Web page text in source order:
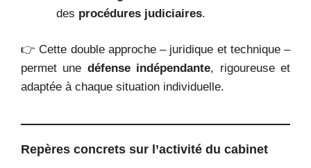
des procédures judiciaires.
👉 Cette double approche – juridique et technique –
permet une défense indépendante, rigoureuse et
adaptée à chaque situation individuelle.
Repères concrets sur l’activité du cabinet